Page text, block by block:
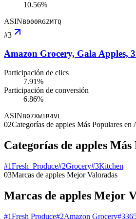
10.56%
ASINB000RGZMTQ
#3
Amazon Grocery, Gala Apples,
Participación de clics
7.91%
Participación de conversión
6.86%
ASINB07XW1R4VL
02Categorías de apples Más Populares en
Categorías de apples
#1Fresh_Produce#2Grocery#3Kitchen
03Marcas de apples Mejor Valoradas
Marcas de apples Mejor
#1Fresh Produce#2Amazon Grocery#3